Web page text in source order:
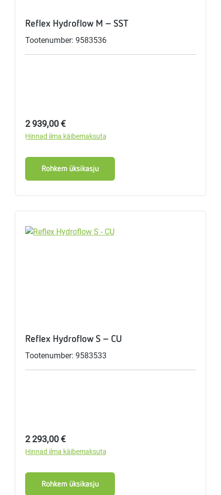
Reflex Hydroflow M - SST
Tootenumber: 9583536
Tavahind:
2 939,00 €
Hinnad ilma käibemaksuta
Rohkem üksikasju
Reflex Hydroflow S - CU
Tootenumber: 9583533
Tavahind:
2 293,00 €
Hinnad ilma käibemaksuta
Rohkem üksikasju